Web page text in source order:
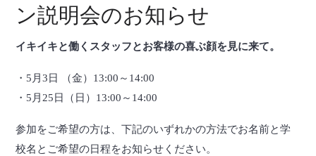
ン説明会のお知らせ
イキイキと働くスタッフとお客様の喜ぶ顔を見に来て。
・5月3日 （金）13:00～14:00
・5月25日（日）13:00～14:00
参加をご希望の方は、下記のいずれかの方法でお名前と学
校名とご希望の日程をお知らせください。